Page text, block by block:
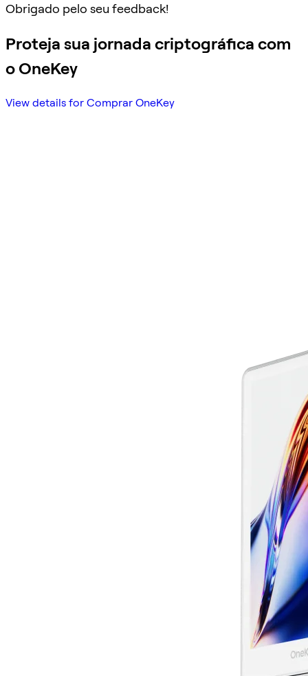
Obrigado pelo seu feedback!
Proteja sua jornada criptográfica com
o OneKey
View details for Comprar OneKey